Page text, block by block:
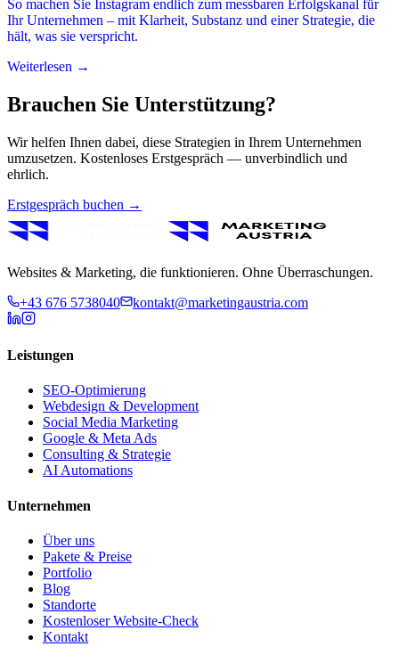
So machen Sie Instagram endlich zum messbaren Erfolgskanal für
Ihr Unternehmen – mit Klarheit, Substanz und einer Strategie, die
hält, was sie verspricht.
Weiterlesen →
Brauchen Sie Unterstützung?
Wir helfen Ihnen dabei, diese Strategien in Ihrem Unternehmen
umzusetzen. Kostenloses Erstgespräch — unverbindlich und
ehrlich.
Erstgespräch buchen →
Websites & Marketing, die funktionieren. Ohne Überraschungen.
+43 676 5738040
kontakt@marketingaustria.com
Leistungen
SEO-Optimierung
Webdesign & Development
Social Media Marketing
Google & Meta Ads
Consulting & Strategie
AI Automations
Unternehmen
Über uns
Pakete & Preise
Portfolio
Blog
Standorte
Kostenloser Website-Check
Kontakt